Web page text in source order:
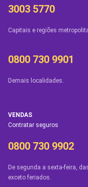
3003 5770
Capitais e regiões
0800 730 9901
Demais localidades.
VENDAS
Contratar seguros
0800 730 9902
De segunda a sexta-feira,
exceto feriados.